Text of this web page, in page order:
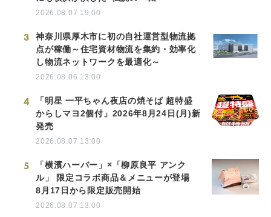
2026.08.07 19:00
3
神奈川県厚木市に初の自社運営型物流拠
点が稼働～住宅資材物流を集約・効率化
し物流ネットワークを最適化～
2026.08.06 13:00
4
「明星 一平ちゃん夜店の焼そば 超特盛
からしマヨ2個付」2026年8月24日(月)新
発売
2026.08.07 13:00
5
「横濱ハーバー」×「柳原良平 アンク
ル」 限定コラボ商品＆メニューが登場
8月17日から限定販売開始
2026.08.07 13:00